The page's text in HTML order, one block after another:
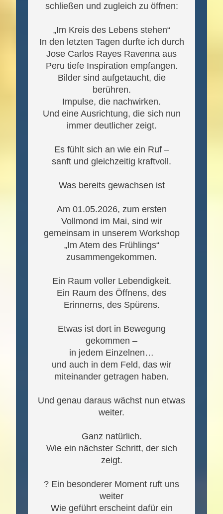
schließen und zugleich zu öffnen:
„Im Kreis des Lebens stehen“
In den letzten Tagen durfte ich durch
Jose Carlos Rayes Ravenna aus
Peru tiefe Inspiration empfangen.
Bilder sind aufgetaucht, die
berühren.
Impulse, die nachwirken.
Und eine Ausrichtung, die sich nun
immer deutlicher zeigt.
Es fühlt sich an wie ein Ruf –
sanft und gleichzeitig kraftvoll.
Was bereits gewachsen ist
Am 01.05.2026, zum ersten
Vollmond im Mai, sind wir
gemeinsam in unserem Workshop
„Im Atem des Frühlings“
zusammengekommen.
Ein Raum voller Lebendigkeit.
Ein Raum des Öffnens, des
Erinnerns, des Spürens.
Etwas ist dort in Bewegung
gekommen –
in jedem Einzelnen…
und auch in dem Feld, das wir
miteinander getragen haben.
Und genau daraus wächst nun etwas
weiter.
Ganz natürlich.
Wie ein nächster Schritt, der sich
zeigt.
? Ein besonderer Moment ruft uns
weiter
Wie geführt erscheint dafür ein